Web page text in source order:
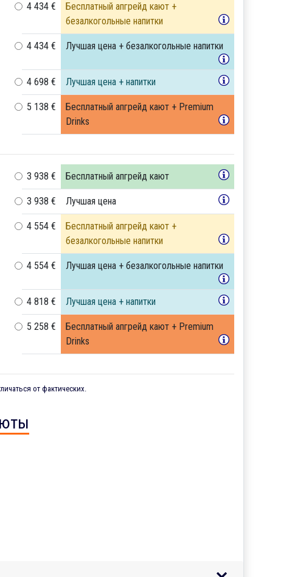
4 434 €
Бесплатный апгрейд кают +
безалкогольные напитки
4 434 € Лучшая цена + безалкогольные напитки
4 698 € Лучшая цена + напитки
5 138 €
Бесплатный апгрейд кают + Premium
Drinks
3 938 € Бесплатный апгрейд кают
3 938 € Лучшая цена
4 554 €
Бесплатный апгрейд кают +
безалкогольные напитки
4 554 € Лучшая цена + безалкогольные напитки
4 818 € Лучшая цена + напитки
5 258 €
Бесплатный апгрейд кают + Premium
Drinks
от фактических.